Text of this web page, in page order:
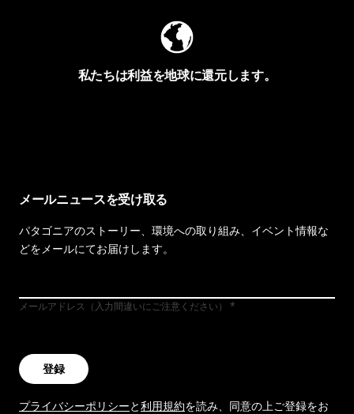
私たちは利益を地球に還元します。
メールニュースを受け取る
パタゴニアのストーリー、環境への取り組み、イベント情報な
どをメールにてお届けします。
メールアドレス（入力間違いにご注意ください）
登録
プライバシーポリシーと利用規約を読み、同意の上ご登録をお